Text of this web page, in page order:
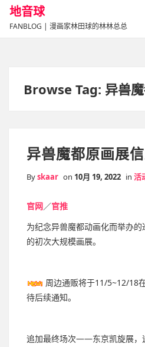
地音球
FANBLOG | 漫画家林田球的林林总总
Browse Tag: 异兽
异兽魔都原画展
Byskaar on 10月 19, 2022 in 活
官网／官推
为纪念异兽魔都动画化而举办
的初次大规模画展。
周边通贩将于11/5~12/18
待后续通知。
追加最终场次——东京凯旋展，